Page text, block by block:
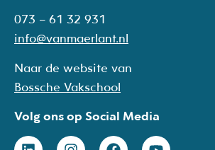
073 – 61 32 931
info@vanmaerlant.nl
Naar de website van
Bossche Vakschool
Volg ons op Social Media